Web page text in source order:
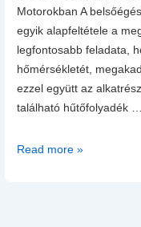
Motorokban A
egyik alapfeltétele a
legfontosabb feladata,
hőmérsékletét,
ezzel együtt az
található hűtőfolyadék …
A
Read more »